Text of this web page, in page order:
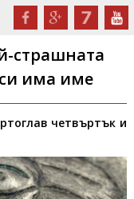
страшната
има име
четвъртък и